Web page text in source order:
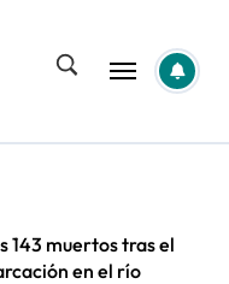
143 muertos tras el
en el río